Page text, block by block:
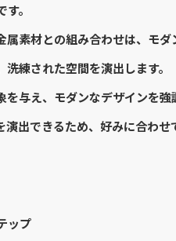
。
素材との組み合わせは、モダ
練された空間を演出します。
与え、モダンなデザインを強
出できるため、好みに合わせ
ップ